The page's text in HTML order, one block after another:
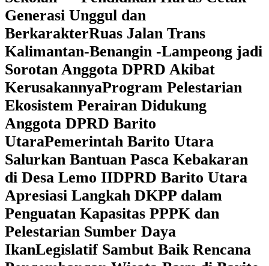
Generasi Unggul dan
BerkarakterRuas Jalan Trans
Kalimantan-Benangin -Lampeong jadi
Sorotan Anggota DPRD Akibat
KerusakannyaProgram Pelestarian
Ekosistem Perairan Didukung
Anggota DPRD Barito
UtaraPemerintah Barito Utara
Salurkan Bantuan Pasca Kebakaran
di Desa Lemo IIDPRD Barito Utara
Apresiasi Langkah DKPP dalam
Penguatan Kapasitas PPPK dan
Pelestarian Sumber Daya
IkanLegislatif Sambut Baik Rencana